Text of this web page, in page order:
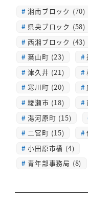
湘南ブロック (70)
県央ブロック (58)
西湘ブロック (43)
葉山町 (23)
津久井 (21)
寒川町 (20)
綾瀬市 (18)
湯河原町 (15)
二宮町 (15)
小田原市橘 (4)
青年部事務局 (8)